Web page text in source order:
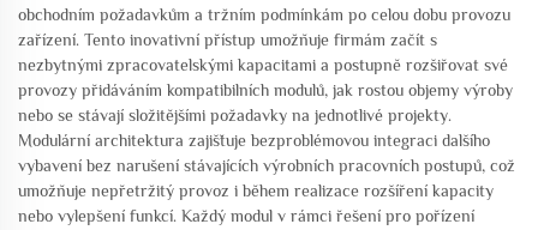
obchodním požadavkům a tržním podmínkám po celou dobu provozu
zařízení. Tento inovativní přístup umožňuje firmám začít s
nezbytnými zpracovatelskými kapacitami a postupně rozšiřovat své
provozy přidáváním kompatibilních modulů, jak rostou objemy výroby
nebo se stávají složitějšími požadavky na jednotlivé projekty.
Modulární architektura zajišťuje bezproblémovou integraci dalšího
vybavení bez narušení stávajících výrobních pracovních postupů, což
umožňuje nepřetržitý provoz i během realizace rozšíření kapacity
nebo vylepšení funkcí. Každý modul v rámci řešení pro pořízení